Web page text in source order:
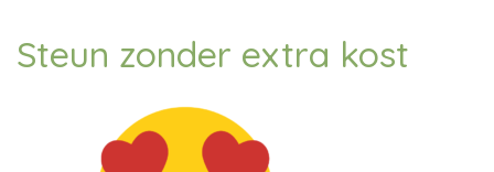
Steun zonder extra kost